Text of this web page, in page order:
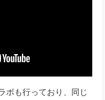
ボも行っており、同じ